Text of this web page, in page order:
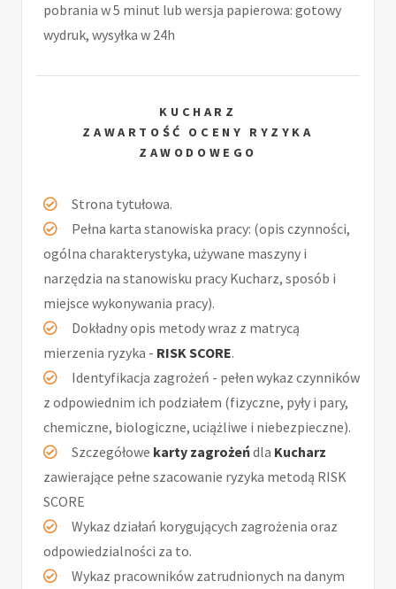
pobrania w 5 minut lub wersja papierowa: gotowy
wydruk, wysyłka w 24h
KUCHARZ
ZAWARTOŚĆ OCENY RYZYKA
ZAWODOWEGO
Strona tytułowa.
Pełna karta stanowiska pracy: (opis czynności,
ogólna charakterystyka, używane maszyny i
narzędzia na stanowisku pracy Kucharz, sposób i
miejsce wykonywania pracy).
Dokładny opis metody wraz z matrycą
mierzenia ryzyka - RISK SCORE.
Identyfikacja zagrożeń - pełen wykaz czynników
z odpowiednim ich podziałem (fizyczne, pyły i pary,
chemiczne, biologiczne, uciążliwe i niebezpieczne).
Szczegółowe karty zagrożeńdla Kucharz
zawierające pełne szacowanie ryzyka metodą RISK
SCORE
Wykaz działań korygujących zagrożenia oraz
odpowiedzialności za to.
Wykaz pracowników zatrudnionych na danym